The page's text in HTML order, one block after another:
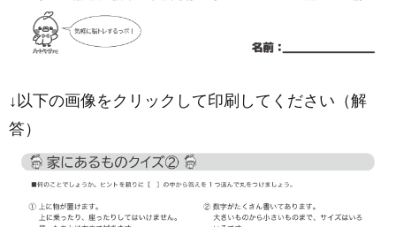
↓以下の画像をクリックして印刷してください（解
答）